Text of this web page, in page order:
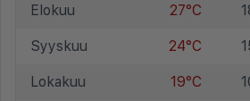
Elokuu 27°C
Syyskuu 24°C
Lokakuu 19°C